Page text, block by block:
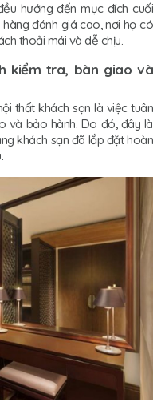
hướng đến mục đích cuối
đánh giá cao, nơi họ có
thoải mái và dễ chịu.
kiểm tra, bàn giao và
thất khách sạn là việc tuân
và bảo hành. Do đó, đây là
khách sạn đã lắp đặt hoàn